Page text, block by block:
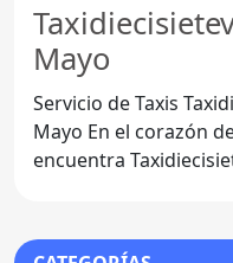
Mayo
Servicio de Taxis
Mayo En el corazón de San José de Mayo, se
encuentra